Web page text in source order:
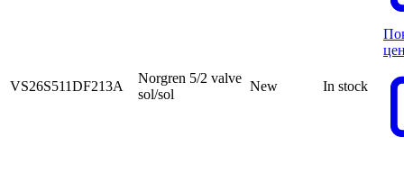
VS26S511DF213A
Norgren 5/2 valve
sol/sol
New In stock